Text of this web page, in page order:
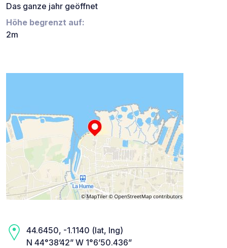
Das ganze jahr geöffnet
Höhe begrenzt auf:
2m
44.6450, -1.1140 (lat, lng)
N 44°38’42” W 1°6’50.436”